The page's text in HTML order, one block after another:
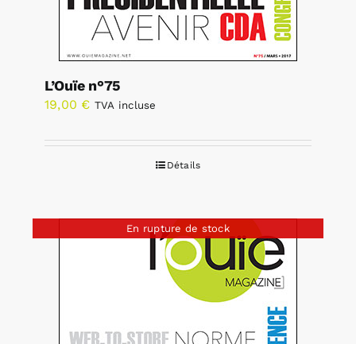
L’Ouïe n°75
19,00 € TVA incluse
Détails
En rupture de stock